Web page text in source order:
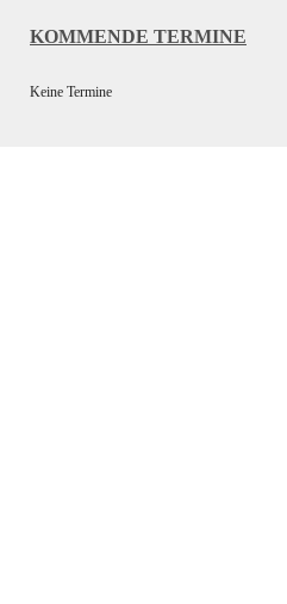
KOMMENDE TERMINE
Keine Termine